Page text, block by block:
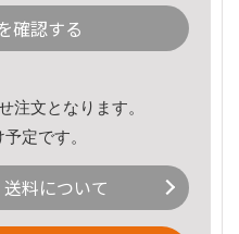
確認する
注文となります。
定です。
料について